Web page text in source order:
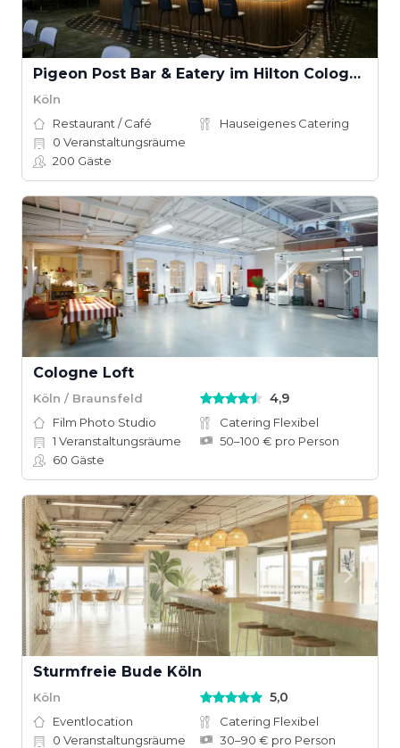
Pigeon Post Bar & Eatery im Hilton Cologne
Köln
Restaurant / Café
Hauseigenes Catering
0 Veranstaltungsräume
200 Gäste
Cologne Loft
Köln / Braunsfeld 4,9
Film Photo Studio
Catering Flexibel
1 Veranstaltungsräume
50–100 € pro Person
60 Gäste
Sturmfreie Bude Köln
Köln 5,0
Eventlocation
Catering Flexibel
0 Veranstaltungsräume
30–90 € pro Person